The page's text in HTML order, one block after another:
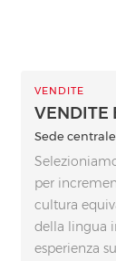
VENDITE
VENDITE
Sede centrale
per
cultura
della lingua
esperienza